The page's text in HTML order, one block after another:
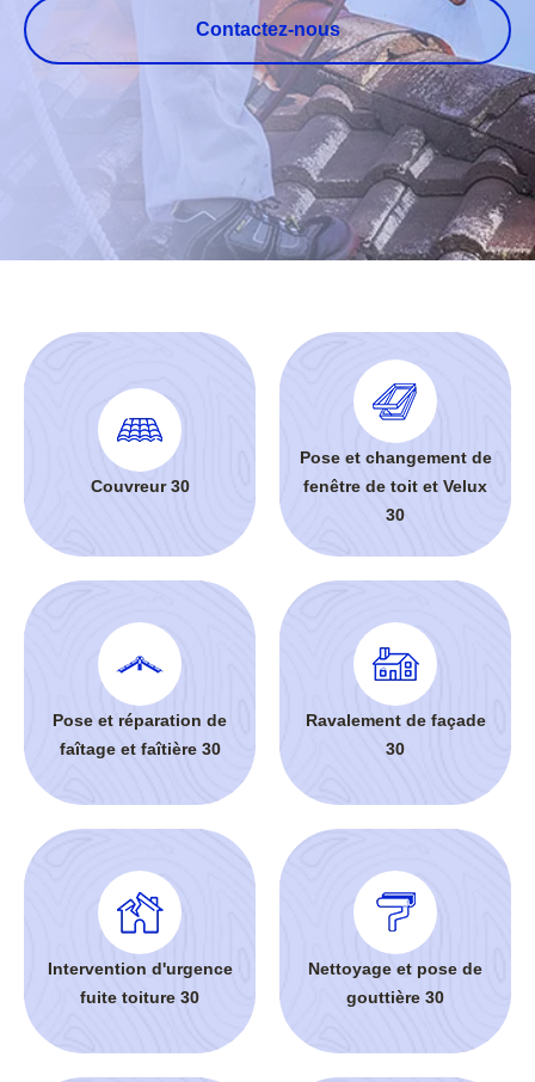
Contactez-nous
Couvreur 30
Pose et changement de
fenêtre de toit et Velux
30
Pose et réparation de
faîtage et faîtière 30
Ravalement de façade
30
Intervention d'urgence
fuite toiture 30
Nettoyage et pose de
gouttière 30